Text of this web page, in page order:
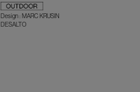
Design : MARC KRUSIN
DESALTO